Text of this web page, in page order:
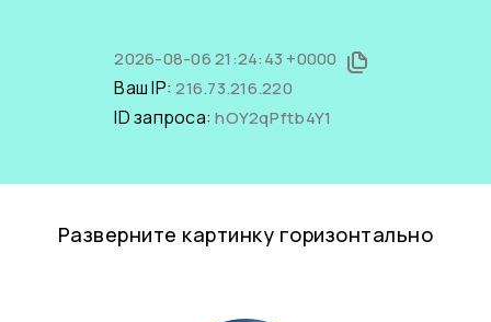
2026-08-06 21:24:43 +0000
Ваш IP:216.73.216.220
ID запроса:hOY2qPftb4Y1
Разверните картинку горизонтально